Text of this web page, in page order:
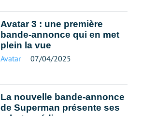
Avatar 3 : une première
bande-annonce qui en met
plein la vue
Avatar 07/04/2025
La nouvelle bande-annonce
de Superman présente ses